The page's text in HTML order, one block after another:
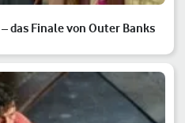
das Finale von Outer Banks